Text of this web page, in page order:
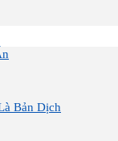
Bản Dịch